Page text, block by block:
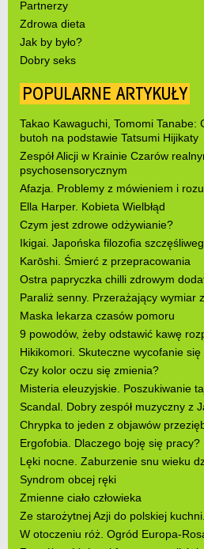
Partnerzy
Zdrowa dieta
Jak by było?
Dobry seks
POPULARNE ARTYKUŁY
Takao Kawaguchi, Tomomi Tanabe:
butoh na podstawie Tatsumi Hijikaty
Zespół Alicji w Krainie Czarów
psychosensorycznym
Afazja. Problemy z mówieniem i
Ella Harper. Kobieta Wielbłąd
Czym jest zdrowe odżywianie?
Ikigai. Japońska filozofia
Karōshi. Śmierć z przepracowania
Ostra papryczka chilli zdrowym
Paraliż senny. Przerażający wymiar
Maska lekarza czasów pomoru
9 powodów, żeby odstawić kawę
Hikikomori. Skuteczne wycofanie się
Czy kolor oczu się zmienia?
Misteria eleuzyjskie. Poszukiwanie
Scandal. Dobry zespół muzyczny z
Chrypka to jeden z objawów
Ergofobia. Dlaczego boję się pracy?
Lęki nocne. Zaburzenie snu wieku
Syndrom obcej ręki
Zmienne ciało człowieka
Ze starożytnej Azji do polskiej
W otoczeniu róż. Ogród Europa-